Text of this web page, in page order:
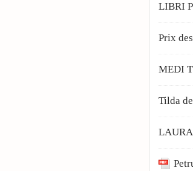
LIBRI
Prix
MEDI
Tilda